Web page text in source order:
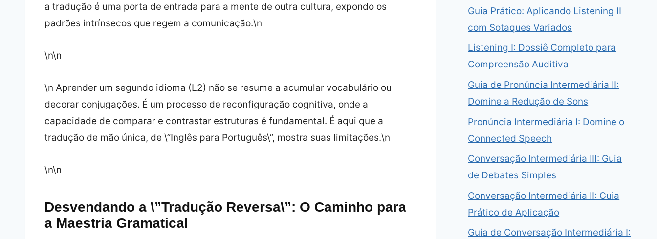
a tradução é uma porta de entrada para a mente de outra cultura, expondo os
padrões intrínsecos que regem a comunicação.\n
\n\n
\n Aprender um segundo idioma (L2) não se resume a acumular vocabulário ou
decorar conjugações. É um processo de reconfiguração cognitiva, onde a
capacidade de comparar e contrastar estruturas é fundamental. É aqui que a
tradução de mão única, de \”Inglês para Português\”, mostra suas limitações.\n
\n\n
Desvendando a \”Tradução Reversa\”: O Caminho para
a Maestria Gramatical
Guia Prático: Aplicando Listening II
com Sotaques Variados
Listening I: Dossiê Completo para
Compreensão Auditiva
Guia de Pronúncia Intermediária II:
Domine a Redução de Sons
Pronúncia Intermediária I: Domine o
Connected Speech
Conversação Intermediária III: Guia
de Debates Simples
Conversação Intermediária II: Guia
Prático de Aplicação
Guia de Conversação Intermediária I: